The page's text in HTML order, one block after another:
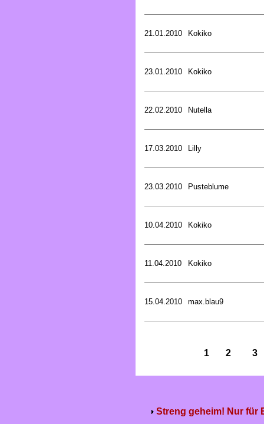
21.01.2010 Kokiko
23.01.2010 Kokiko
22.02.2010 Nutella
17.03.2010 Lilly
23.03.2010 Pusteblume
10.04.2010 Kokiko
11.04.2010 Kokiko
15.04.2010 max.blau9
1 2 3
Streng geheim! Nur für